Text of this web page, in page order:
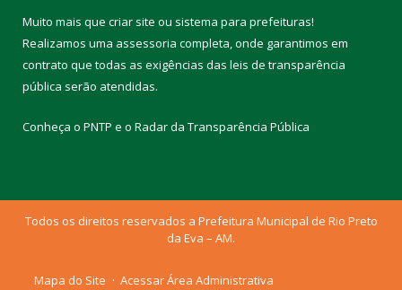
Muito mais que criar site ou sistema para prefeituras!
Realizamos uma assessoria completa, onde garantimos em
contrato que todas as exigências das leis de transparência
pública serão atendidas.
Conheça o PNTP e o Radar da Transparência Pública
Todos os direitos reservados a Prefeitura Municipal de Rio Preto
da Eva – AM.
Mapa do Site
Acessar Área Administrativa